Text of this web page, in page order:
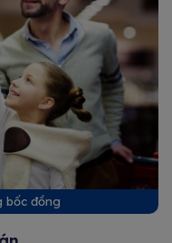
bốc đồng